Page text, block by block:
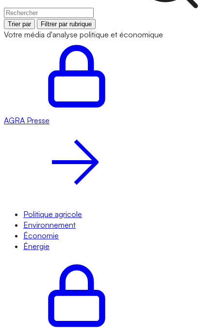
Trier par Filtrer par rubrique
Votre média d'analyse politique et économique
AGRA Presse
Politique agricole
Environnement
Économie
Énergie